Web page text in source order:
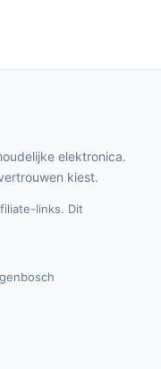
elektronica.
kiest.
links. Dit